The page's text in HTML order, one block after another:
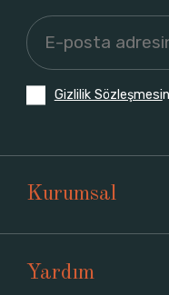
Gizlilik Sözleşmesi
Kurumsal
Yardım